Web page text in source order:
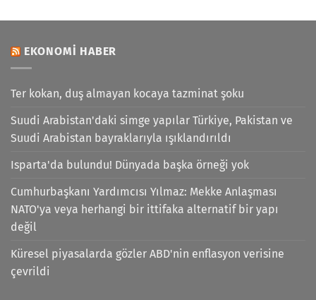
EKONOMI HABER
Ter kokan, duş almayan kocaya tazminat şoku
Suudi Arabistan'daki simge yapılar Türkiye, Pakistan ve
Suudi Arabistan bayraklarıyla ışıklandırıldı
Isparta'da bulundu! Dünyada başka örneği yok
Cumhurbaşkanı Yardımcısı Yılmaz: Mekke Anlaşması
NATO'ya veya herhangi bir ittifaka alternatif bir yapı
değil
Küresel piyasalarda gözler ABD'nin enflasyon verisine
çevrildi